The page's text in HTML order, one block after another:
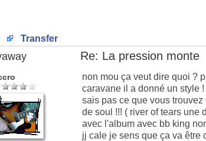
Transfer
Re: La pression monte
non mou ça veut dire quoi ?
caravane il a donné un style
sais pas ce que vous
de soul !!! ( river of tears une
avec l'album avec bb king
jj cale je sens que ça va être